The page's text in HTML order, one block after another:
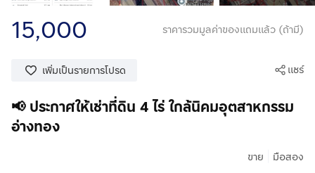
15,000 ราคารวมมูลค่าของแถมแล้ว (ถ้ามี)
เพิ่มเป็นรายการโปรด แชร์
📢 ประกาศให้เช่าที่ดิน 4 ไร่ ใกล้นิคมอุตสาหกรรม
อ่างทอง
ขาย มือสอง